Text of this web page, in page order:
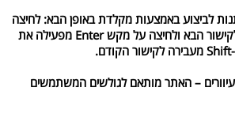
לביצוע באמצעות מקלדת באופן הבא: לחיצה
על מקש Tab מעבירה לקישור הבא ולחיצה על מקש Enter מפעילה את
– האתר מותאם לגולשים המשתמשים